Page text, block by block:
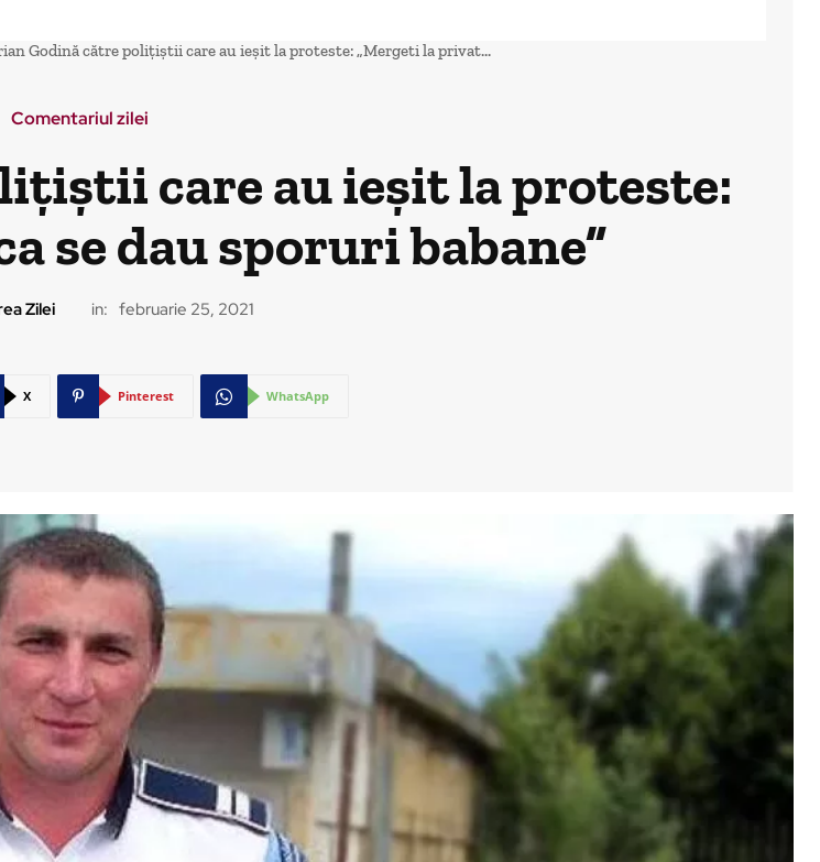
Godină către polițiștii care au ieșit la proteste: „Mergeti la privat...
Comentariul zilei
care au ieșit la proteste:
se dau sporuri babane”
Zilei in: februarie 25, 2021
X Pinterest WhatsApp